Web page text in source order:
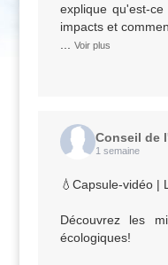
explique qu'est-
impacts et
... Voir plus
Conseil de
1 semaine
💧Capsule-vidéo |
Découvrez les
écologiques!